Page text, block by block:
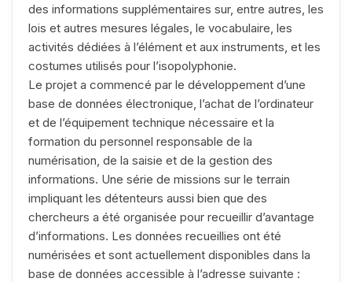
des informations supplémentaires sur, entre autres, les
lois et autres mesures légales, le vocabulaire, les
activités dédiées à l’élément et aux instruments, et les
costumes utilisés pour l’isopolyphonie.
Le projet a commencé par le développement d’une
base de données électronique, l’achat de l’ordinateur
et de l’équipement technique nécessaire et la
formation du personnel responsable de la
numérisation, de la saisie et de la gestion des
informations. Une série de missions sur le terrain
impliquant les détenteurs aussi bien que des
chercheurs a été organisée pour recueillir d’avantage
d’informations. Les données recueillies ont été
numérisées et sont actuellement disponibles dans la
base de données accessible à l’adresse suivante :